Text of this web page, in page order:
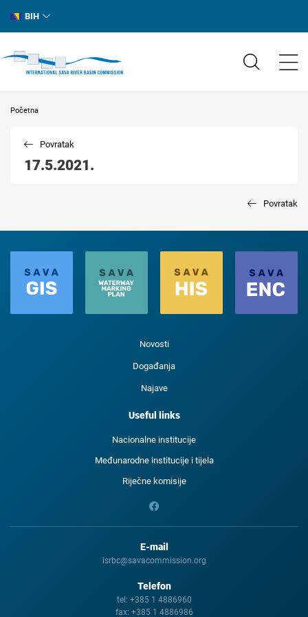
BIH
Početna
17.5.2021.
Povratak
Povratak
Novosti
Događanja
Najave
Useful links
Nacionalne institucije
Međunarodne institucije i tijela
Riječne komisije
E-mail
isrbc@savacommission.org
Telefon
tel: +385 1 4886960
fax: +385 1 4886986